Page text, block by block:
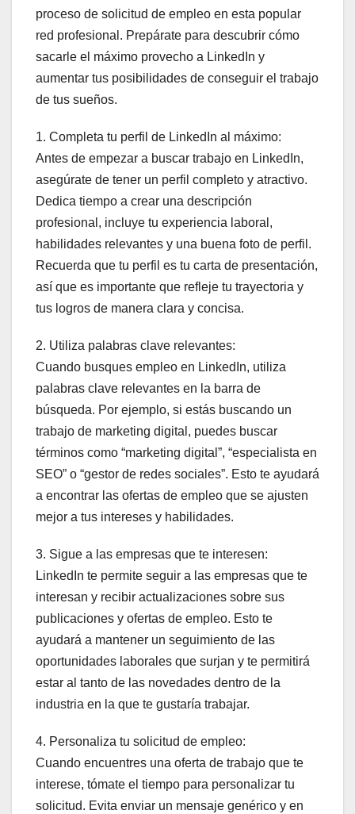
proceso de solicitud de empleo en esta popular
red profesional. Prepárate para descubrir cómo
sacarle el máximo provecho a LinkedIn y
aumentar tus posibilidades de conseguir el trabajo
de tus sueños.
1. Completa tu perfil de LinkedIn al máximo:
Antes de empezar a buscar trabajo en LinkedIn,
asegúrate de tener un perfil completo y atractivo.
Dedica tiempo a crear una descripción
profesional, incluye tu experiencia laboral,
habilidades relevantes y una buena foto de perfil.
Recuerda que tu perfil es tu carta de presentación,
así que es importante que refleje tu trayectoria y
tus logros de manera clara y concisa.
2. Utiliza palabras clave relevantes:
Cuando busques empleo en LinkedIn, utiliza
palabras clave relevantes en la barra de
búsqueda. Por ejemplo, si estás buscando un
trabajo de marketing digital, puedes buscar
términos como “marketing digital”, “especialista en
SEO” o “gestor de redes sociales”. Esto te ayudará
a encontrar las ofertas de empleo que se ajusten
mejor a tus intereses y habilidades.
3. Sigue a las empresas que te interesen:
LinkedIn te permite seguir a las empresas que te
interesan y recibir actualizaciones sobre sus
publicaciones y ofertas de empleo. Esto te
ayudará a mantener un seguimiento de las
oportunidades laborales que surjan y te permitirá
estar al tanto de las novedades dentro de la
industria en la que te gustaría trabajar.
4. Personaliza tu solicitud de empleo:
Cuando encuentres una oferta de trabajo que te
interese, tómate el tiempo para personalizar tu
solicitud. Evita enviar un mensaje genérico y en